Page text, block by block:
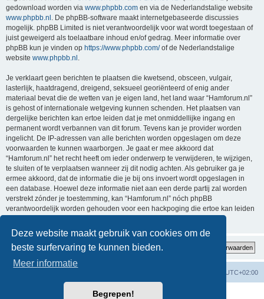
Deze website maakt gebruik van cookies om de
beste surfervaring te kunnen bieden.
Meer informatie
Begrepen!
gedownload worden via www.phpbb.com en via de Nederlandstalige website
www.phpbb.nl . De phpBB-software maakt internetgebaseerde discussies
mogelijk. phpBB Limited is niet verantwoordelijk voor wat wordt toegestaan of
juist geweigerd als toelaatbare inhoud en/of gedrag. Meer informatie over
phpBB kun je vinden op https://www.phpbb.com/of de Nederlandstalige
website www.phpbb.nl .
Je verklaart geen berichten te plaatsen die kwetsend, obsceen, vulgair,
lasterlijk, haatdragend, dreigend, seksueel georiënteerd of enig ander
materiaal bevat die de wetten van je eigen land, het land waar “Hamforum.nl”
is gehost of internationale wetgeving kunnen schenden. Het plaatsen van
dergelijke berichten kan ertoe leiden dat je met onmiddellijke ingang en
permanent wordt verbannen van dit forum. Tevens kan je provider worden
ingelicht. De IP-adressen van alle berichten worden opgeslagen om deze
voorwaarden te kunnen waarborgen. Je gaat er mee akkoord dat
“Hamforum.nl” het recht heeft om ieder onderwerp te verwijderen, te wijzigen,
te sluiten of te verplaatsen wanneer zij dit nodig achten. Als gebruiker ga je
ermee akkoord, dat de informatie die je bij ons invoert wordt opgeslagen in
een database. Hoewel deze informatie niet aan een derde partij zal worden
verstrekt zónder je toestemming, kan “Hamforum.nl” nóch phpBB
verantwoordelijk worden gehouden voor een hackpoging die ertoe kan leiden
UTC+02:00
phpBB® Forum Software © phpBB Limited